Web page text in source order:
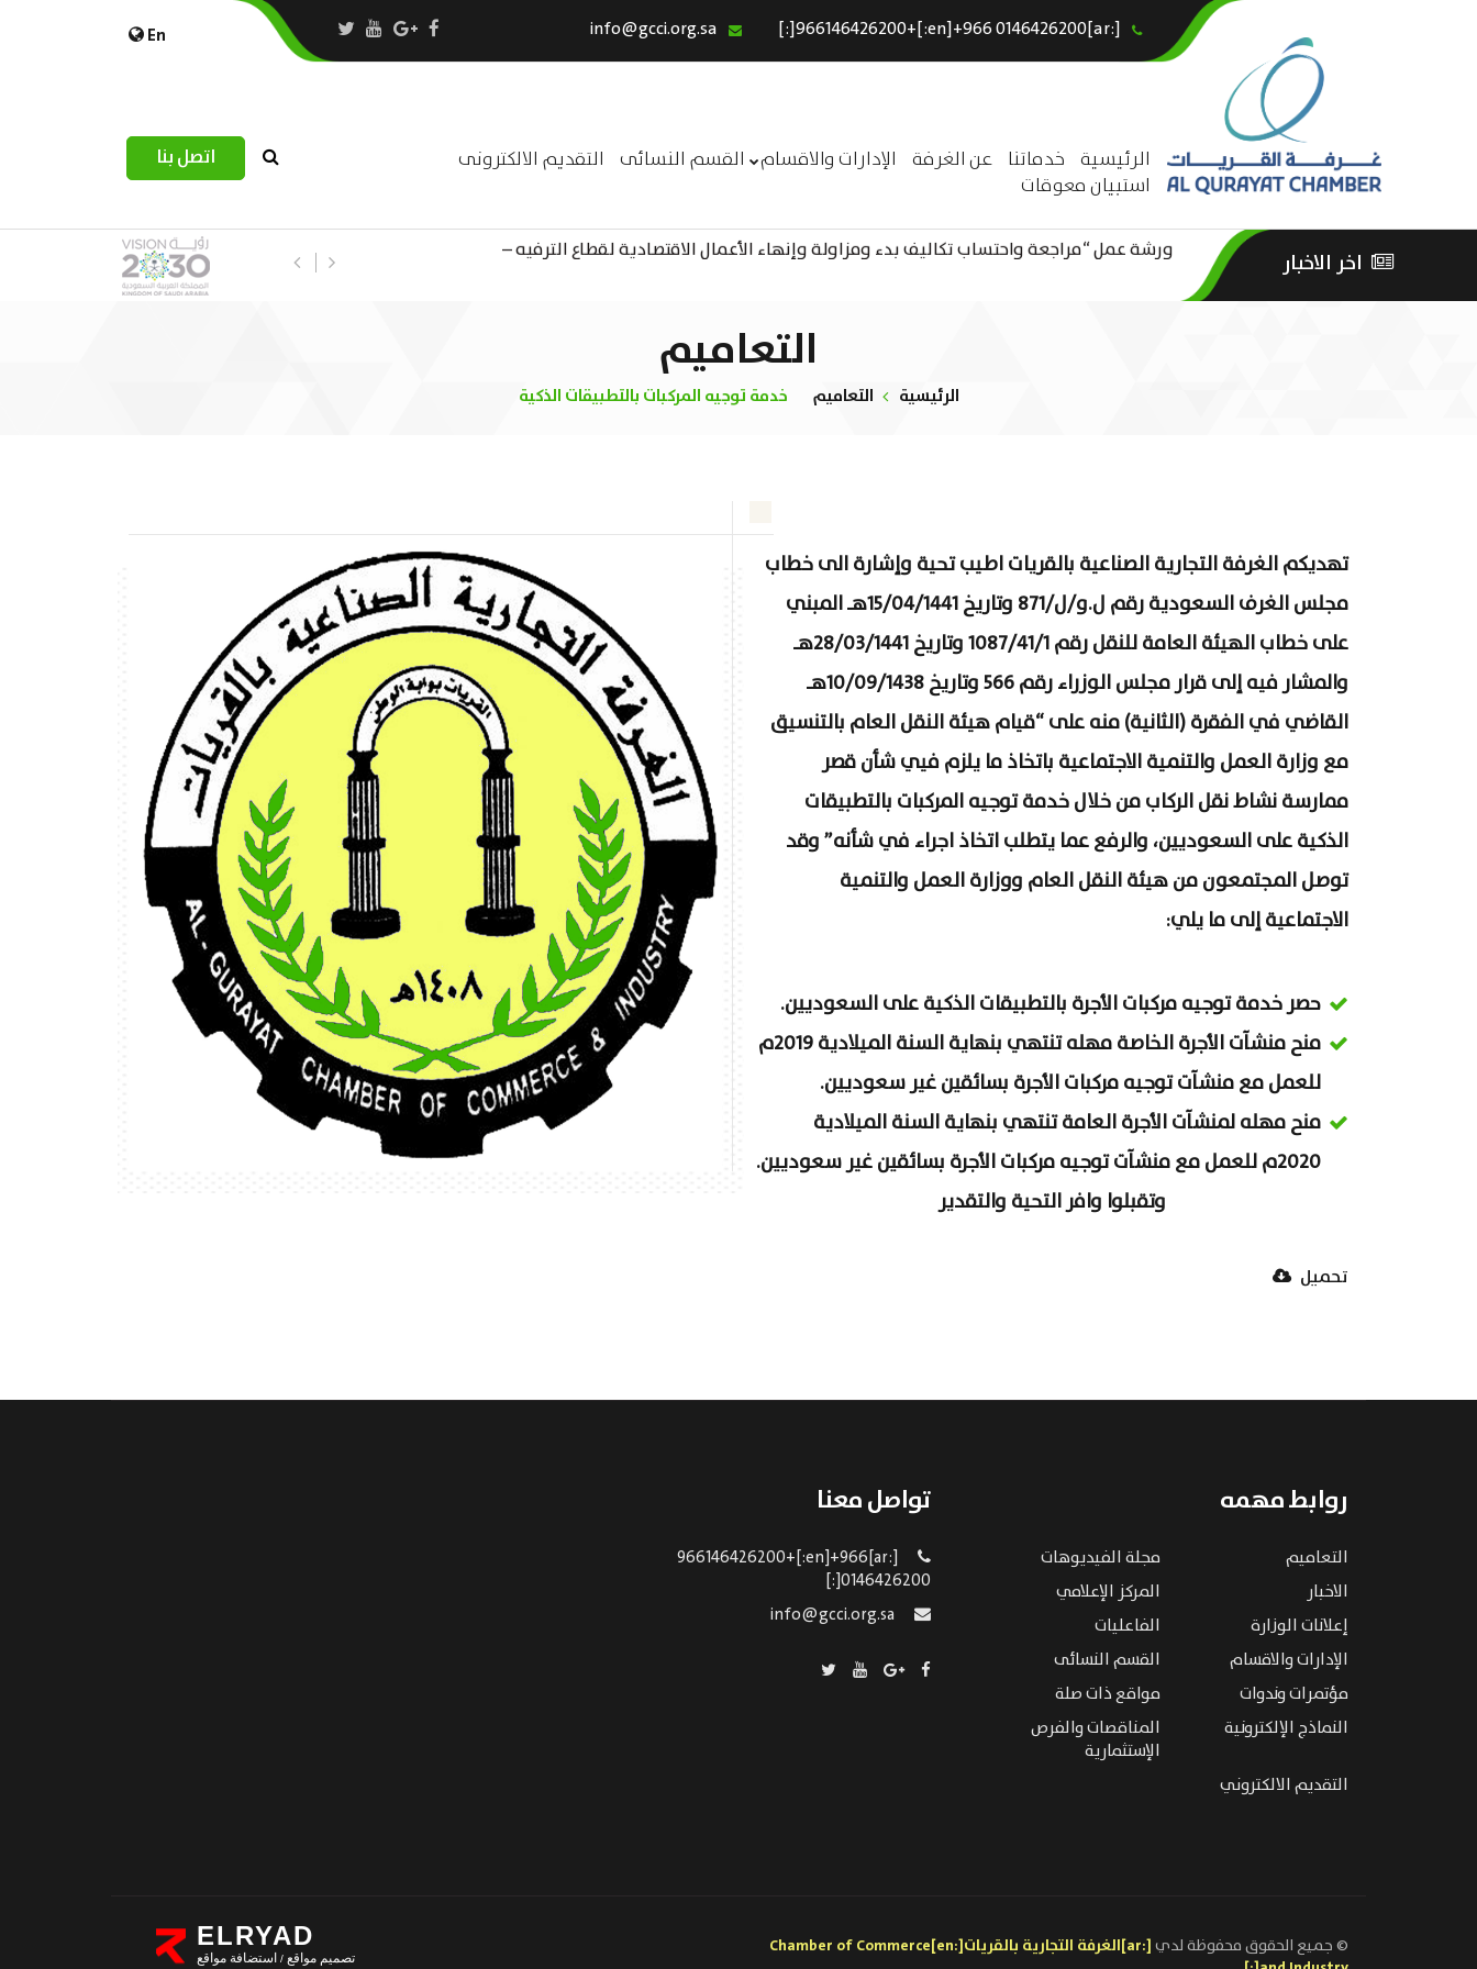
[:ar]966146426200+[:en]+966 0146426200[:]
En
الرئيسية خدماتنا عن الغرفة الإدارات والاقسام القسم النسائى التقديم الالكترونى
استبيان معوقات
اتصل بنا
الرئيسية
عن الغرفة
القسم النسائى
استبيان معوقات
اخر الاخبار
ورشة عمل “مراجعة واحتساب تكاليف بدء ومزاولة وإنهاء الأعمال الاقتصادية لقطاع الترفيه –
ورشة عمل : العمـــــل الحـــــر استبيان مرصد التحديات اللوجستية
التعاميم
الرئيسية التعاميم خدمة توجيه المركبات بالتطبيقات الذكية
تهديكم الغرفة التجارية الصناعية بالقريات اطيب تحية وإشارة الى خطاب
مجلس الغرف السعودية رقم ل.و/ل/871 وتاريخ 15/04/1441هـ المبني
على خطاب الهيئة العامة للنقل رقم 1087/41/1 وتاريخ 28/03/1441هـ
والمشار فيه إلى قرار مجلس الوزراء رقم 566 وتاريخ 10/09/1438هـ
القاضي في الفقرة (الثانية) منه على “قيام هيئة النقل العام بالتنسيق
مع وزارة العمل والتنمية الاجتماعية باتخاذ ما يلزم فيي شأن قصر
ممارسة نشاط نقل الركاب من خلال خدمة توجيه المركبات بالتطبيقات
الذكية على السعوديين، والرفع عما يتطلب اتخاذ اجراء في شأنه” وقد
توصل المجتمعون من هيئة النقل العام ووزارة العمل والتنمية
الاجتماعية إلى ما يلي:
حصر خدمة توجيه مركبات الأجرة بالتطبيقات الذكية على السعوديين.
منح منشآت الأجرة الخاصة مهله تنتهي بنهاية السنة الميلادية 2019م
للعمل مع منشآت توجيه مركبات الأجرة بسائقين غير سعوديين.
منح مهله لمنشآت الأجرة العامة تنتهي بنهاية السنة الميلادية
2020م للعمل مع منشآت توجيه مركبات الأجرة بسائقين غير سعوديين.
وتقبلوا وافر التحية والتقدير
تحميل
روابط مهمه
التعاميم
مجلة الفيديوهات
الاخبار
المركز الإعلامي
إعلانات الوزارة
الفاعليات
الإدارات والاقسام
القسم النسائى
مؤتمرات وندوات
مواقع ذات صلة
النماذج الإلكترونية
المناقصات والفرص
الإستثمارية
التقديم الالكتروني
تواصل معنا
[:ar]966146426200+[:en]+966
0146426200[:]
© جميع الحقوق محفوظة لدي
[:ar]الغرفة التجارية بالقريات[:en]Chamber of Commerce
ELRYAD
تصميم مواقع / استضافة مواقع